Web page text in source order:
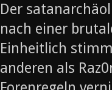
Der
nach einer
Einheitlich
anderen als